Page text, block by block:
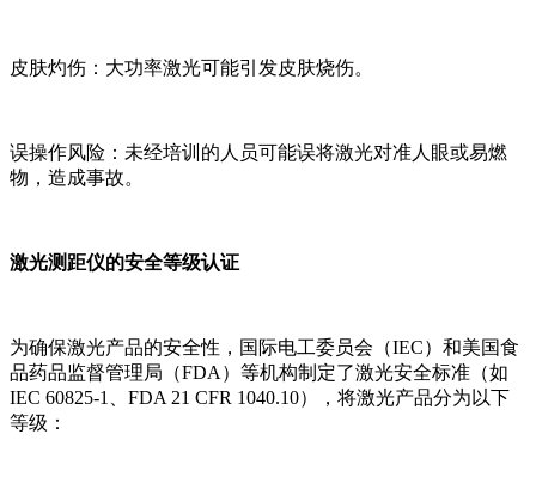
皮肤灼伤：大功率激光可能引发皮肤烧伤。
误操作风险：未经培训的人员可能误将激光对准人眼或易燃
物，造成事故。
激光测距仪的安全等级认证
为确保激光产品的安全性，国际电工委员会（IEC）和美国食
品药品监督管理局（FDA）等机构制定了激光安全标准（如
IEC 60825-1、FDA 21 CFR 1040.10），将激光产品分为以下
等级：